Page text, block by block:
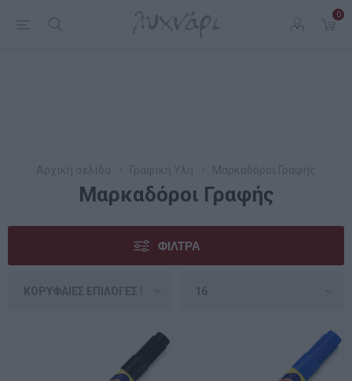
0
Μαρκαδόροι Γραφής
ΦΊΛΤΡΑ